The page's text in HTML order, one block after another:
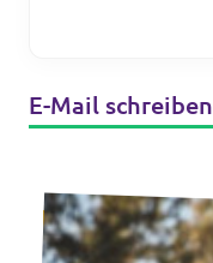
E-Mail schreiben